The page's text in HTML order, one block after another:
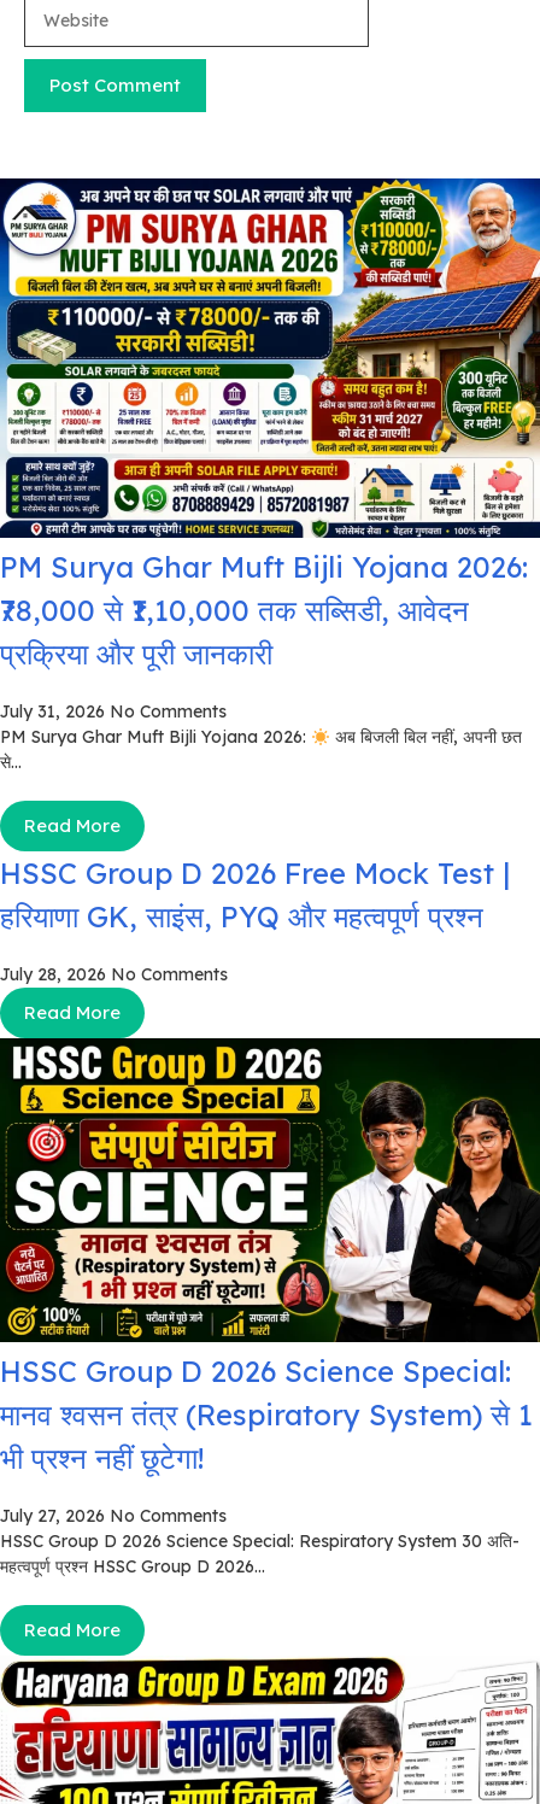
PM Surya Ghar Muft Bijli Yojana 2026:
₹78,000 से ₹1,10,000 तक सब्सिडी, आवेदन
प्रक्रिया और पूरी जानकारी
July 31, 2026 No Comments
PM Surya Ghar Muft Bijli Yojana 2026:
अब बिजली बिल नहीं, अपनी छत
से...
Read More
HSSC Group D 2026 Free Mock Test |
हरियाणा GK, साइंस, PYQ और महत्वपूर्ण प्रश्न
July 28, 2026 No Comments
Read More
HSSC Group D 2026 Science Special:
मानव श्वसन तंत्र (Respiratory System) से 1
भी प्रश्न नहीं छूटेगा!
July 27, 2026 No Comments
HSSC Group D 2026 Science Special: Respiratory System 30 अति-
महत्वपूर्ण प्रश्न HSSC Group D 2026...
Read More